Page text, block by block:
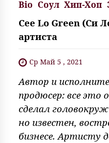
Bio Соул Хип-Хоп
Cee Lo Green (Си
артиста
Ср Май 5 , 2021
Автор и
продюсер: все это
сделал
но известен,
бизнесе. Артисту